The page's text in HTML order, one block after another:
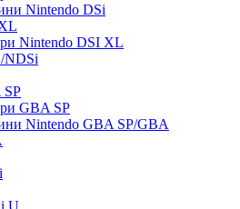
Nintendo DSi
Nintendo DSI XL
NDSi
SP
GBA SP
Nintendo GBA SP/GBA
U